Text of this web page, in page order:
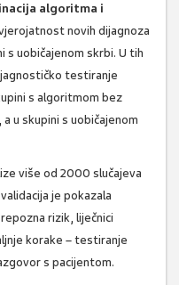
algoritma i
novih dijagnoza
s uobičajenom skrbi. U tih
testiranje
s algoritmom bez
u skupini s uobičajenom
više od 2000 slučajeva
je pokazala
rizik, liječnici
korake – testiranje
s pacijentom.